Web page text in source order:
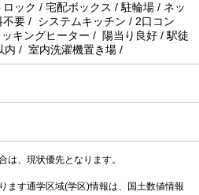
ロック / 宅配ボックス / 駐輪場 / ネッ
不要 / システムキッチン / 2口コン
ッキングヒーター / 陽当り良好 / 駅徒
内 / 室内洗濯機置き場 /
、現状優先となります。
ます通学区域(学区)情報は、国土数値情報